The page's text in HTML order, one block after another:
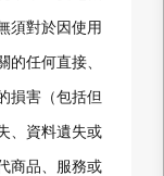
須對於因使用
任何直接、
損害（包括但
、資料遺失或
商品、服務或